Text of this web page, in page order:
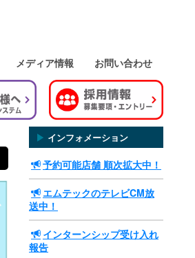
メディア情報 お問い合わせ
▶ インフォメーション
予約可能店舗 順次拡大中！
エムテックのテレビCM放
送中！
インターンシップ受け入れ
報告